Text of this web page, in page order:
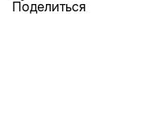
Поделиться